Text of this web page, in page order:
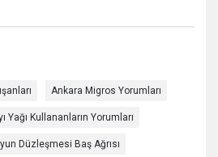
Ankara Migros Yorumları
Yağı Kullananların Yorumları
Düzleşmesi Baş Ağrısı